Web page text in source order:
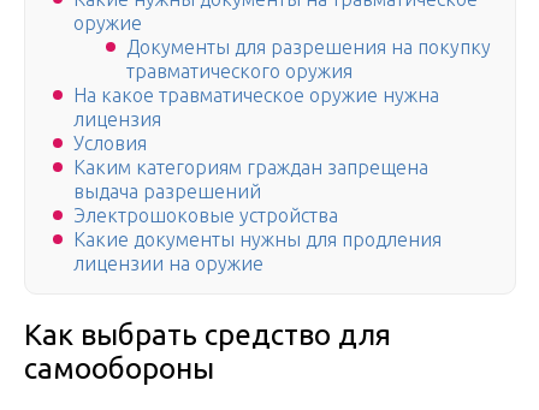
оружие
Документы для разрешения на покупку
травматического оружия
На какое травматическое оружие нужна
лицензия
Условия
Каким категориям граждан запрещена
выдача разрешений
Электрошоковые устройства
Какие документы нужны для продления
лицензии на оружие
Как выбрать средство для
самообороны